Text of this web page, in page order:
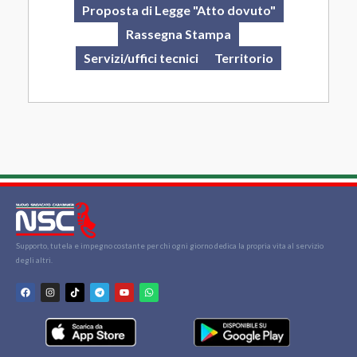
Proposta di Legge "Atto dovuto"
Rassegna Stampa
Servizi/uffici tecnici
Territorio
Supporto, tutela e impegno costante per chi ogni giorno dedica la propria vita al servizio
degli altri.